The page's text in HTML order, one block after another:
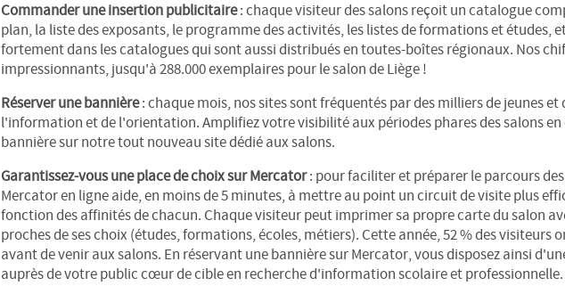
Commander une insertion publicitaire: chaque visiteur des salons reçoit un catalogue
plan, la liste des exposants, le programme des activités, les listes de formations et études,
fortement dans les catalogues qui sont aussi distribués en toutes-boîtes régionaux. Nos
impressionnants, jusqu'à 288.000 exemplaires pour le salon de Liège !
Réserver une bannière: chaque mois, nos sites sont fréquentés par des milliers de jeunes et
l'information et de l'orientation. Amplifiez votre visibilité aux périodes phares des salons
bannière sur notre tout nouveau site dédié aux salons.
Garantissez-vous une place de choix sur Mercator: pour faciliter et préparer le parcours
Mercator en ligne aide, en moins de 5 minutes, à mettre au point un circuit de visite plus
fonction des affinités de chacun. Chaque visiteur peut imprimer sa propre carte du salon
proches de ses choix (études, formations, écoles, métiers). Cette année, 52 % des visiteurs
avant de venir aux salons. En réservant une bannière sur Mercator, vous disposez ainsi
auprès de votre public cœur de cible en recherche d'information scolaire et professionnelle.